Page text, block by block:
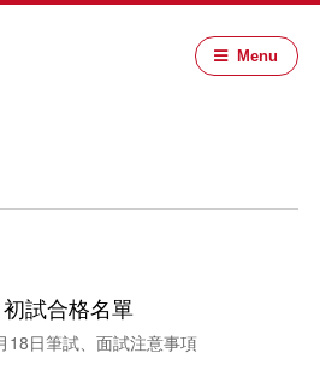
Menu
試合格名單
18日筆試、面試注意事項